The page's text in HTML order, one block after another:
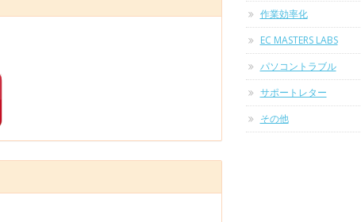
作業効率化
EC MASTERS LABS
パソコントラブル
サポートレター
その他